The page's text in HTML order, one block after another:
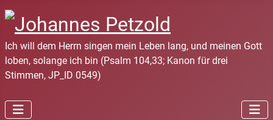
Ich will dem Herrn singen mein Leben lang, und meinen Gott
loben, solange ich bin (Psalm 104,33; Kanon für drei
Stimmen, JP_ID 0549)